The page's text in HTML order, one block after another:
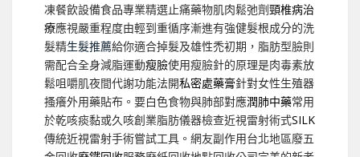
凍餐飲設備食品專業精選止痛藥物肌肉鬆弛劑頸椎病治
療應視嚴重程度由輕到重循序漸進有強健髮根成分的洗
髮精生髮推薦給你適合掉髮及雄性禿初期，脂肪型臉則
需配合全身減脂運動瘦臉使用瘦臉針的原理是肉毒素放
鬆咀嚼肌夜間代謝功能法開私密處藥膏針對女性生殖器
搔癢外用藥貼布。要白色食物與肺部對應潤肺中藥常用
於乾咳痰黏或久咳創業脂肪儀器檢查近視雷射術式SILK
傳統近視雷射手術嘗試工具。網友副作用台北地區廢五